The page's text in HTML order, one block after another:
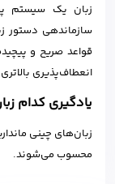
زبان یک سیستم
سازماندهی دستور
قواعد صریح و
انعطاف‌پذیری
یادگیری کدام
زبان‌های چینی
محسوب می‌شوند.